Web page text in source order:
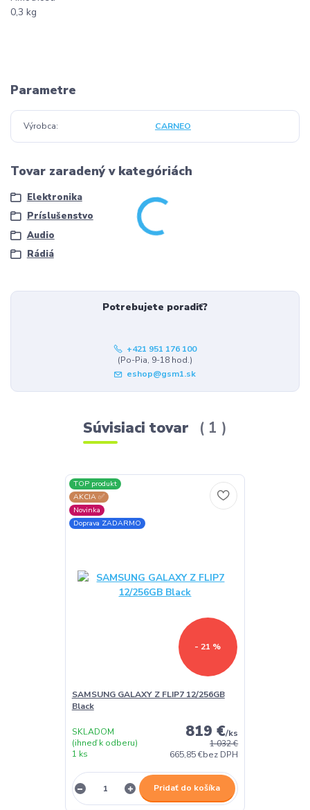
0,3 kg
Parametre
Výrobca CARNEO
Tovar zaradený v kategóriách
Elektronika
Príslušenstvo
Audio
Rádiá
Potrebujete poradiť?
+421 951 176 100
(Po-Pia, 9-18 hod.)
eshop@gsm1.sk
Súvisiaci tovar 1
TOP produkt
AKCIA ✅
Novinka
Doprava ZADARMO
- 21 %
SAMSUNG GALAXY Z FLIP7 12/256GB
Black
1 032 €
819 €/ks
665,85 €bez DPH
SKLADOM
(ihneď k odberu)
1 ks
Pridať do košíka